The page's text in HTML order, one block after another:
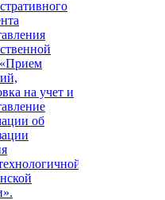
на учет и
об